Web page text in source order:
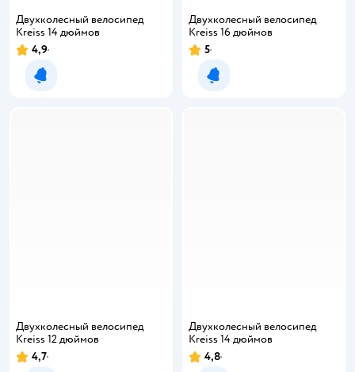
Двухколесный велосипед
Kreiss 14 дюймов
4,9
Уведомить о появлении
Двухколесный велосипед
Kreiss 16 дюймов
5
Уведомить о появлении
Двухколесный велосипед
Kreiss 12 дюймов
4,7
Двухколесный велосипед
Kreiss 14 дюймов
4,8